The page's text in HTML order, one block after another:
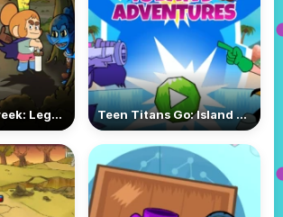
Craig of the Creek: Legend of the Goblin King Teen Titans Go: Island Adventures